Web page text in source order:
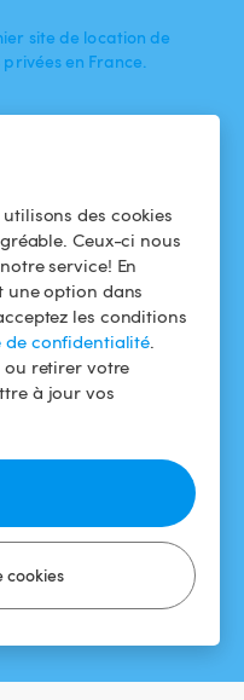
des cookies
Ceux-ci nous
service! En
une option dans
les conditions
de confidentialité.
ou retirer votre
à jour vos
cookies
site de location de
privées en France.
Conditions
d'utilisation
Politique de
confidentialité
Mentions légales